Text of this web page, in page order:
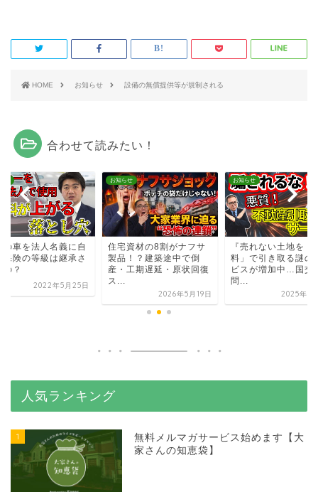
HOME お知らせ 設備の無償提供等が規制される
合わせて読みたい！
の車を法人名義に自
保険の等級は継承さ
の？
2022年5月25日
お知らせ
住宅資材の8割がナフサ
製品！？建築途中で倒
産・工期遅延・原状回復
ス...
2026年5月19日
お知らせ
『売れない土地を「
料」で引き取る謎の
ビスが増加中…国交
問...
2025年6
人気ランキング
1
無料メルマガサービス始めます【大
家さんの知恵袋】